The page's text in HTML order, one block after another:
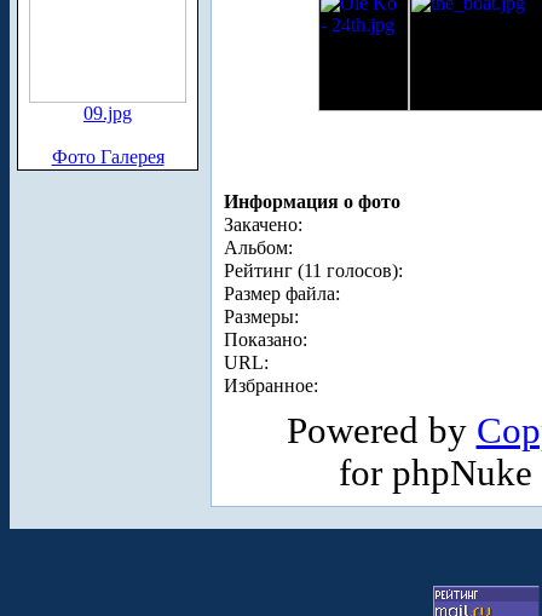
09.jpg
Фото Галерея
Информация о фото
Закачено:
Альбом:
Рейтинг (11 голосов):
Размер файла:
Размеры:
Показано:
URL:
Избранное:
Powered by
for